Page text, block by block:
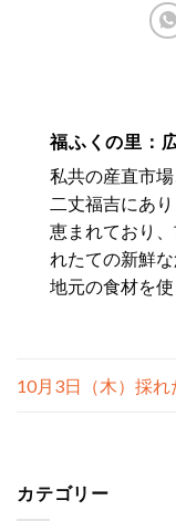
カテゴリー
福ふくの里：
私共の産直市
二丈福吉にあ
恵まれており
れたての新鮮
地元の食材を
10月3日（木）採れ